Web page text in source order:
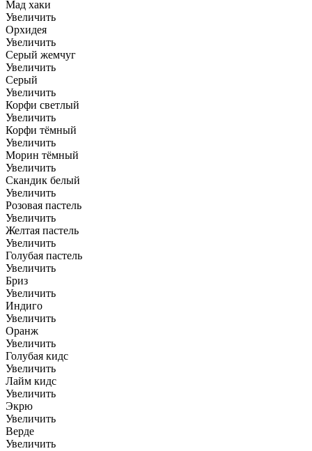
Мад хаки
Увеличить
Орхидея
Увеличить
Серый жемчуг
Увеличить
Серый
Увеличить
Корфи светлый
Увеличить
Корфи тёмный
Увеличить
Морин тёмный
Увеличить
Скандик белый
Увеличить
Розовая пастель
Увеличить
Желтая пастель
Увеличить
Голубая пастель
Увеличить
Бриз
Увеличить
Индиго
Увеличить
Оранж
Увеличить
Голубая кидс
Увеличить
Лайм кидс
Увеличить
Экрю
Увеличить
Верде
Увеличить